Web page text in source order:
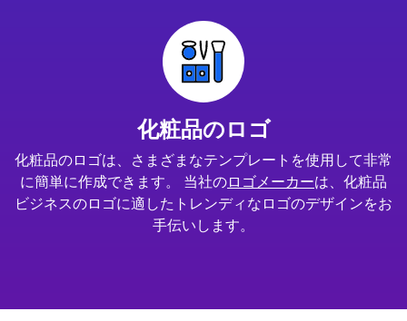
化粧品のロゴ
化粧品のロゴは、さまざまなテンプレートを使用して非常
に簡単に作成できます。 当社のロゴメーカーは、化粧品
ビジネスのロゴに適したトレンディなロゴのデザインをお
手伝いします。